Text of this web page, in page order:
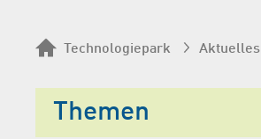
Technologiepark Aktuelles
Themen